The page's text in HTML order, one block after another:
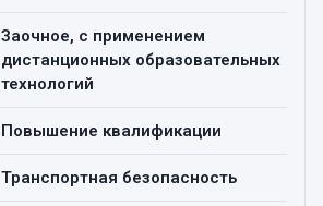
Заочное, с применением
дистанционных образовательных
технологий
Повышение квалификации
Транспортная безопасность